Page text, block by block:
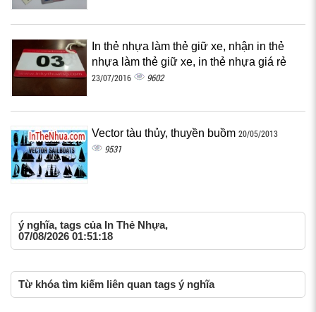
In thẻ nhựa làm thẻ giữ xe, nhận in thẻ
nhựa làm thẻ giữ xe, in thẻ nhựa giá rẻ
23/07/2016 9602
Vector tàu thủy, thuyền buồm 20/05/2013
9531
ý nghĩa, tags của In Thẻ Nhựa,
07/08/2026 01:51:18
Từ khóa tìm kiếm liên quan tags ý nghĩa